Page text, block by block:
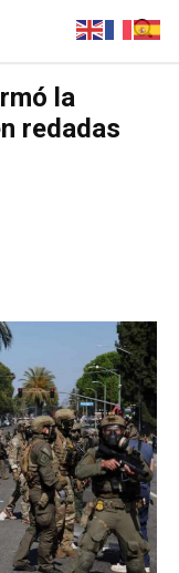
la
redadas